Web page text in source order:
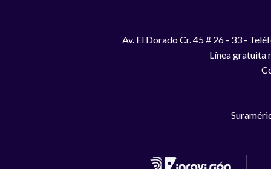
Av. El Dorado Cr. 45 # 26 - 33 -
Línea gratuita